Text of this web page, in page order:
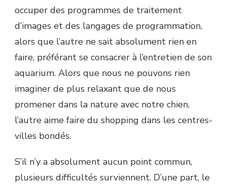
occuper des programmes de traitement
d’images et des langages de programmation,
alors que l’autre ne sait absolument rien en
faire, préférant se consacrer à l’entretien de son
aquarium. Alors que nous ne pouvons rien
imaginer de plus relaxant que de nous
promener dans la nature avec notre chien,
l’autre aime faire du shopping dans les centres-
villes bondés.
S’il n’y a absolument aucun point commun,
plusieurs difficultés surviennent. D’une part, le